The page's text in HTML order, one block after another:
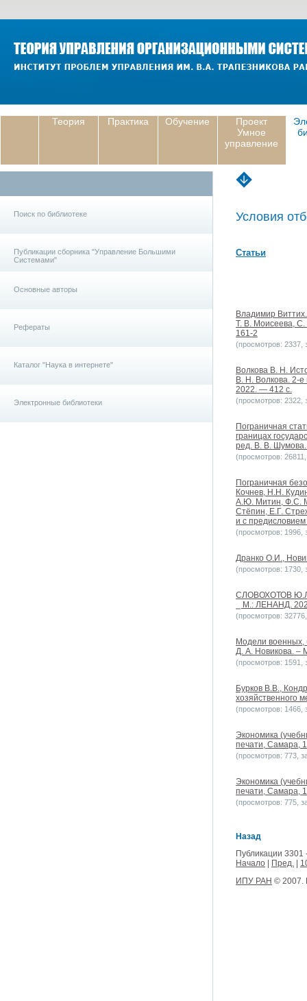
Теория Практика Обучение
Проект
Умное
управление
Поиск по библиотеке
Публикации сборника "Управление Большими
Системами"
Основные авторы
Рефераты
Каталог "Наука в интернете"
Электронные библиотеки
Условия
Статьи
Владимир
Т. В. Моисеева, С.
161-2
(просмотров: 2337,
Волкова В. Н.
В. Н. Волкова.
2022. — 412 с.
(просмотров: 2322,
Пограничная
границах
ред. В. В.
(просмотров:
Пограничная
Кочнев, Н.Н.
А.Ю. Митин, Ф.С.
Стёпин, Е.Г.
и с
(просмотров: 1996,
Дранко О.И.,
(просмотров: 1730,
СЛОВОХОТОВ Ю.Л.
⎯ М.: ЛЕНАНД.
(просмотров:
Модели военных,
Д. А. Новикова. –
(просмотров: 1591,
Бурков В.В.,
хозяйственного
(просмотров: 1466,
Экономика
печати, Самара,
(просмотров: 773,
Экономика
печати, Самара,
(просмотров: 775,
Назад
Публикации 3301
Начало
Пред.
ИПУ РАН © 2007.